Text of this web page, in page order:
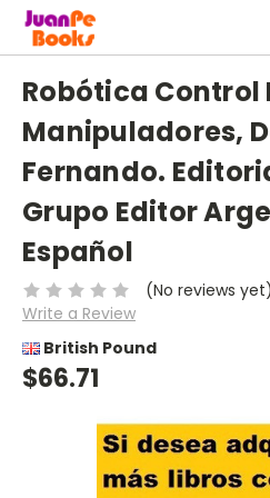
Robótica Control
Manipuladores,
Fernando.
Grupo Editor
Español
(No reviews yet)
Write a Review
British Pound
$66.71